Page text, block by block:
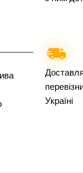
Україні